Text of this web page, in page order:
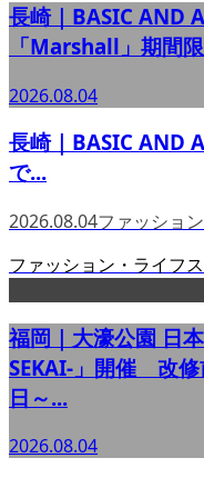
長崎｜BASIC AND
「Marshall」期間
2026.08.04
長崎｜BASIC AND
で...
2026.08.04ファッショ
ファッション・ライフ
福岡｜大濠公園 日
SEKAI-」開催 改修
日～...
2026.08.04